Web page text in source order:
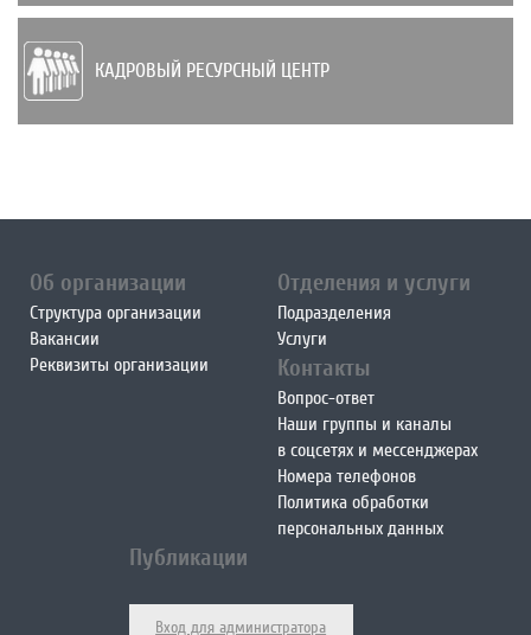
КАДРОВЫЙ РЕСУРСНЫЙ ЦЕНТР
Об организации
Структура организации
Вакансии
Реквизиты организации
Отделения и услуги
Подразделения
Услуги
Контакты
Вопрос-ответ
Наши группы и каналы
в соцсетях и мессенджерах
Номера телефонов
Политика обработки
персональных данных
Публикации
Вход для администратора